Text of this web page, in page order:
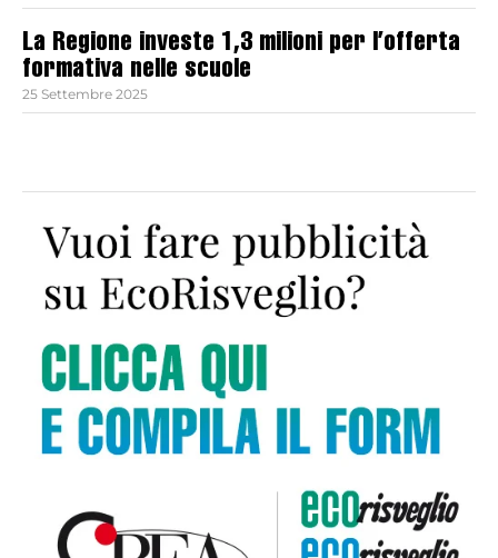
La Regione investe 1,3 milioni per l’offerta
formativa nelle scuole
25 Settembre 2025